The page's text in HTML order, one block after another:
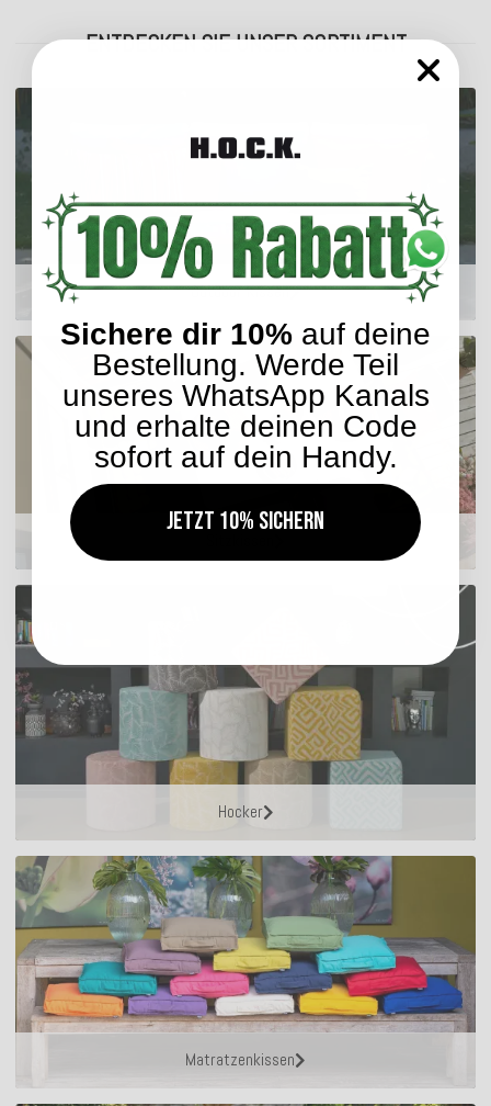
ENTDECKEN SIE UNSER SORTIMENT
Outdoor Kissen
Hocker
Matratzenkissen
Sichere dir 10% auf deine
Bestellung. Werde Teil
unseres WhatsApp Kanals
und erhalte deinen Code
sofort auf dein Handy.
Jetzt 10% sichern